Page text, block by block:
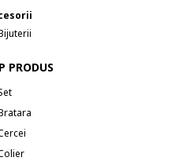
PRODUS